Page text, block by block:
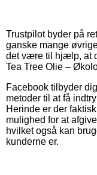
Trustpilot byder på
ganske mange
det være til hjælp, at
Tea Tree Olie –
Facebook tilbyder
metoder til at få
Herinde er der
mulighed for at
hvilket også kan
kunderne er.